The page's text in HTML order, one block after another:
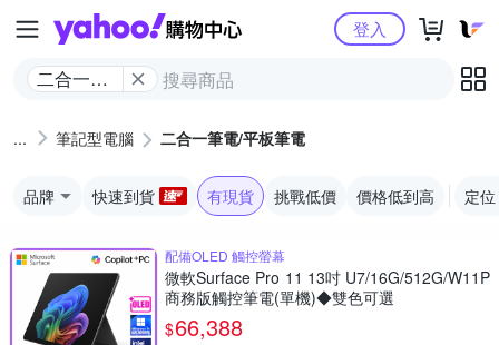
Yahoo購物中心
二合一筆
電
登入
筆記型電腦 二合一筆電/平板筆電
品牌 快速到貨 有現貨 挑戰低價 價格低到高 定位
配備OLED 觸控螢幕
微軟Surface Pro 11 13吋 U7/16G/512G/W11P
商務版觸控筆電(單機)◆雙色可選
$66,388